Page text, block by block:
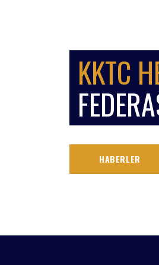
KKTC
HABERLER